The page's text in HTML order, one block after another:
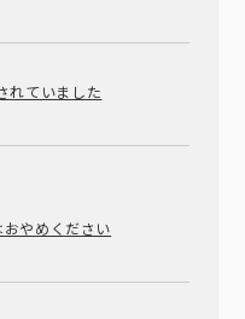
れていました
やめください